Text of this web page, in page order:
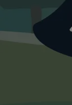
Heute ist
Wetterdaten: